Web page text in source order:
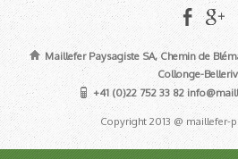
Maillefer Paysagiste SA, Chemin de
Collonge-
+41 (0)22 752 33 82
Copyright 2013 @ maillefer-